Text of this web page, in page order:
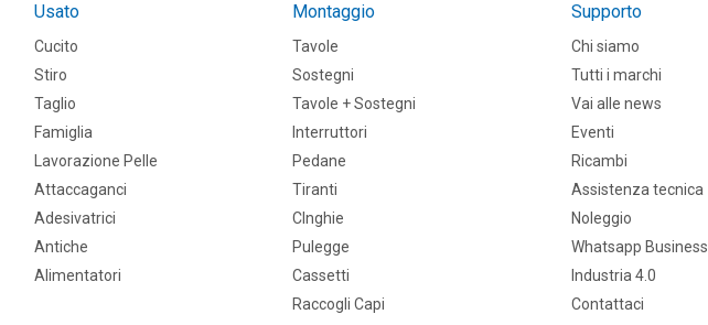
Usato
Cucito
Stiro
Taglio
Famiglia
Lavorazione Pelle
Attaccaganci
Adesivatrici
Antiche
Alimentatori
Montaggio
Tavole
Sostegni
Tavole + Sostegni
Interruttori
Pedane
Tiranti
CInghie
Pulegge
Cassetti
Raccogli Capi
Supporto
Chi siamo
Tutti i marchi
Vai alle news
Eventi
Ricambi
Assistenza tecnica
Noleggio
Whatsapp Business
Industria 4.0
Contattaci